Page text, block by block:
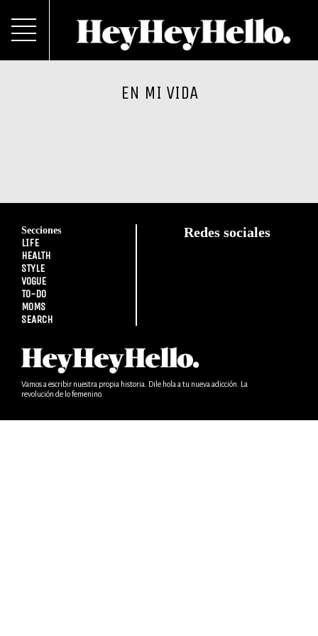
EN MI VIDA
Secciones
LIFE
HEALTH
STYLE
VOGUE
TO-DO
MOMS
SEARCH
Redes sociales
Vamos a escribir nuestra propia historia. Dile hola a tu nueva adicción. La
revolución de lo femenino.